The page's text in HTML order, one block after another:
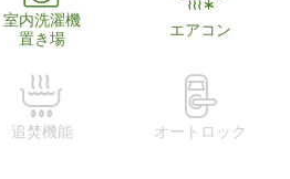
室内洗濯機
置き場
エアコン
追焚機能 オートロック